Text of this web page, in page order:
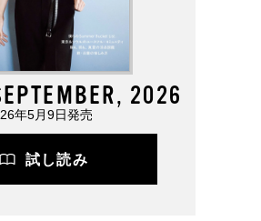
2026
年5月9日発売
試し読み